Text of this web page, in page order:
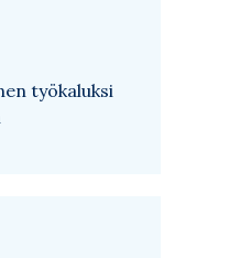
työkaluksi